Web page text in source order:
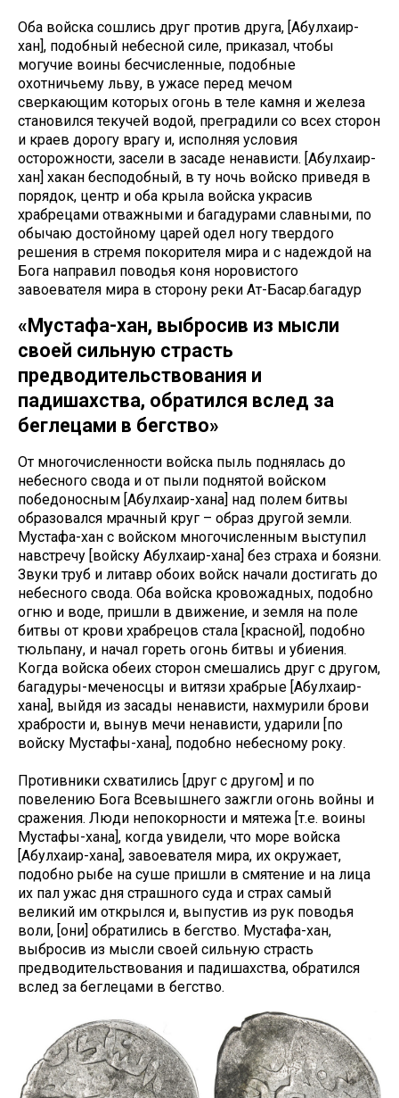
Оба войска сошлись друг против друга, [Абулхаир-
хан], подобный небесной силе, приказал, чтобы
могучие воины бесчисленные, подобные
охотничьему льву, в ужасе перед мечом
сверкающим которых огонь в теле камня и железа
становился текучей водой, преградили со всех сторон
и краев дорогу врагу и, исполняя условия
осторожности, засели в засаде ненависти. [Абулхаир-
хан] хакан бесподобный, в ту ночь войско приведя в
порядок, центр и оба крыла войска украсив
храбрецами отважными и багадурами славными, по
обычаю достойному царей одел ногу твердого
решения в стремя покорителя мира и с надеждой на
Бога направил поводья коня норовистого
завоевателя мира в сторону реки Ат-Басар.багадур
«Мустафа-хан, выбросив из мысли
своей сильную страсть
предводительствования и
падишахства, обратился вслед за
беглецами в бегство»
От многочисленности войска пыль поднялась до
небесного свода и от пыли поднятой войском
победоносным [Абулхаир-хана] над полем битвы
образовался мрачный круг – образ другой земли.
Мустафа-хан с войском многочисленным выступил
навстречу [войску Абулхаир-хана] без страха и боязни.
Звуки труб и литавр обоих войск начали достигать до
небесного свода. Оба войска кровожадных, подобно
огню и воде, пришли в движение, и земля на поле
битвы от крови храбрецов стала [красной], подобно
тюльпану, и начал гореть огонь битвы и убиения.
Когда войска обеих сторон смешались друг с другом,
багадуры-меченосцы и витязи храбрые [Абулхаир-
хана], выйдя из засады ненависти, нахмурили брови
храбрости и, вынув мечи ненависти, ударили [по
войску Мустафы-хана], подобно небесному року.
Противники схватились [друг с другом] и по
повелению Бога Всевышнего зажгли огонь войны и
сражения. Люди непокорности и мятежа [т.е. воины
Мустафы-хана], когда увидели, что море войска
[Абулхаир-хана], завоевателя мира, их окружает,
подобно рыбе на суше пришли в смятение и на лица
их пал ужас дня страшного суда и страх самый
великий им открылся и, выпустив из рук поводья
воли, [они] обратились в бегство. Мустафа-хан,
выбросив из мысли своей сильную страсть
предводительствования и падишахства, обратился
вслед за беглецами в бегство.